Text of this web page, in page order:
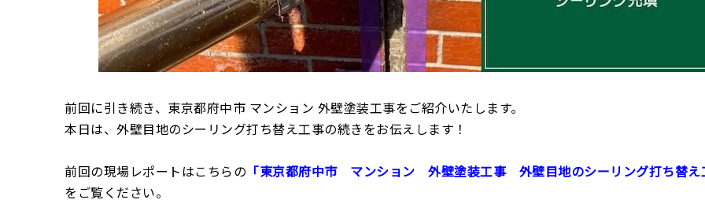
前回に引き続き、東京都府中市 マンション 外壁塗装工事をご紹介いたします。
本日は、外壁目地のシーリング打ち替え工事の続きをお伝えします！
前回の現場レポートはこちらの 「東京都府中市 マンション 外壁塗装工事 外壁目地のシーリング打ち替
をご覧ください。